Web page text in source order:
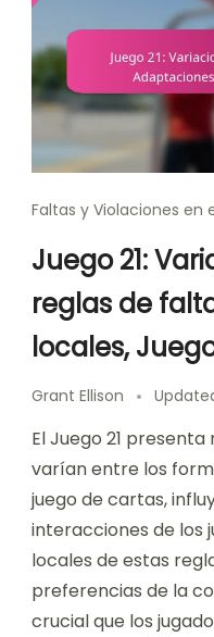
Faltas y Violaciones en
Juego 21:
reglas de
locales,
Grant Ellison
El Juego 21
varían entre los
juego de cartas,
interacciones de los
locales de estas
preferencias de la
crucial que los